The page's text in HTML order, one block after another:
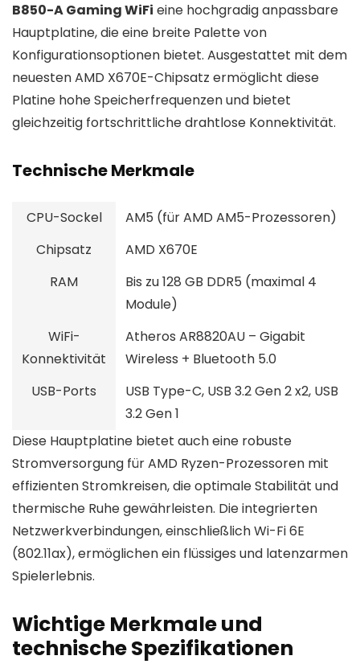
B850-A Gaming WiFi eine hochgradig anpassbare
Hauptplatine, die eine breite Palette von
Konfigurationsoptionen bietet. Ausgestattet mit dem
neuesten AMD X670E-Chipsatz ermöglicht diese
Platine hohe Speicherfrequenzen und bietet
gleichzeitig fortschrittliche drahtlose Konnektivität.
Technische Merkmale
CPU-Sockel
AM5 (für AMD AM5-Prozessoren)
Chipsatz
AMD X670E
RAM
Bis zu 128 GB DDR5 (maximal 4
Module)
WiFi-
Konnektivität
Atheros AR8820AU – Gigabit
Wireless + Bluetooth 5.0
USB-Ports
USB Type-C, USB 3.2 Gen 2 x2, USB
3.2 Gen 1
Diese Hauptplatine bietet auch eine robuste
Stromversorgung für AMD Ryzen-Prozessoren mit
effizienten Stromkreisen, die optimale Stabilität und
thermische Ruhe gewährleisten. Die integrierten
Netzwerkverbindungen, einschließlich Wi-Fi 6E
(802.11ax), ermöglichen ein flüssiges und latenzarmen
Spielerlebnis.
Wichtige Merkmale und
technische Spezifikationen